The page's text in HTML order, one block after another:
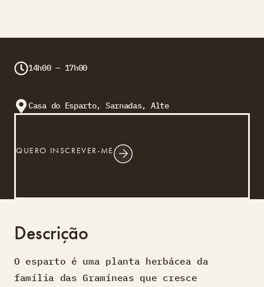
14h00 — 17h00
Casa do Esparto, Sarnadas, Alte
QUERO INSCREVER-ME
Descrição
O esparto é uma planta herbácea da
família das Gramíneas que cresce